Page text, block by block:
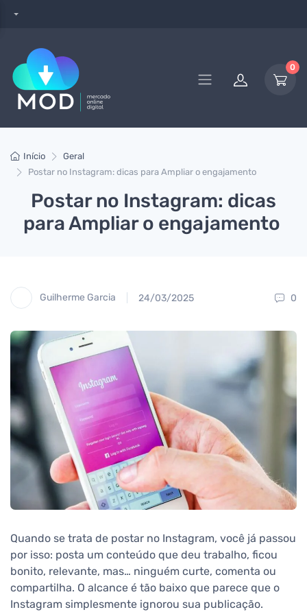
0
Início
Geral
Postar no Instagram: dicas para Ampliar o engajamento
Postar no Instagram: dicas
para Ampliar o engajamento
Guilherme Garcia 24/03/2025 0
Quando se trata de postar no Instagram, você já passou
por isso: posta um conteúdo que deu trabalho, ficou
bonito, relevante, mas… ninguém curte, comenta ou
compartilha. O alcance é tão baixo que parece que o
Instagram simplesmente ignorou sua publicação.